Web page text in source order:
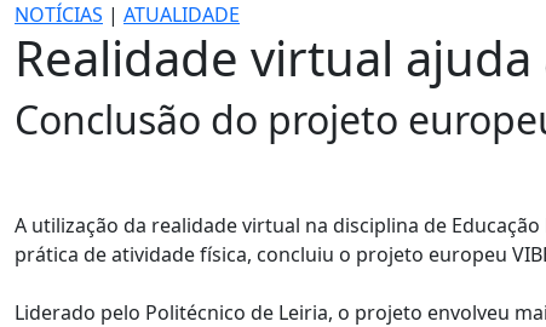
NOTÍCIAS | ATUALIDADE
Realidade virtual ajuda
Conclusão do projeto
A utilização da realidade virtual na disciplina de
prática de atividade física, concluiu o projeto europeu
Liderado pelo Politécnico de Leiria, o projeto envolveu